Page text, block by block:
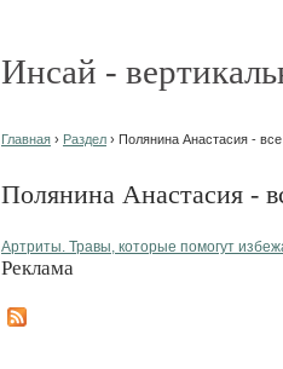
Инсай -
Главная › Раздел › Полянина Анастасия -
Полянина Анастасия -
Артриты. Травы, которые помогут
Реклама